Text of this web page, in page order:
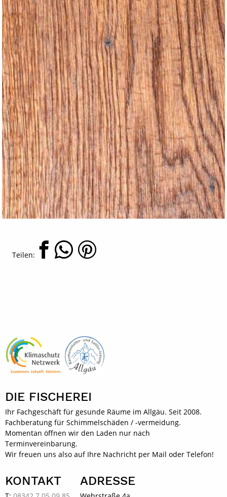
Teilen:
DIE FISCHEREI
Ihr Fachgeschäft für gesunde Räume im Allgäu. Seit 2008.
Fachberatung für Schimmelschäden / -vermeidung.
Momentan öffnen wir den Laden nur nach
Terminvereinbarung.
Wir freuen uns also auf Ihre Nachricht per Mail oder Telefon!
KONTAKT ADRESSE